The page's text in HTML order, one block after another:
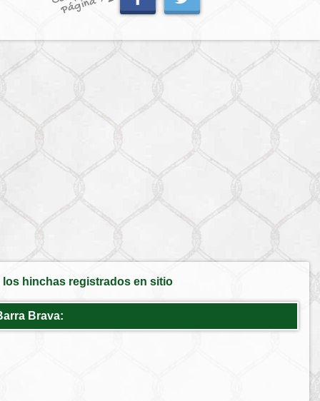
a
los hinchas registrados en sitio
Brava: